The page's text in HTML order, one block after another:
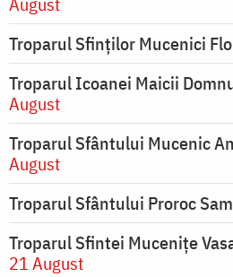
Troparul Sfinţilor Mucenici
Troparul Icoanei Maicii
August
Troparul Sfântului Mucenic
August
Troparul Sfântului Proroc
Troparul Sfintei Muceniţe
21 August